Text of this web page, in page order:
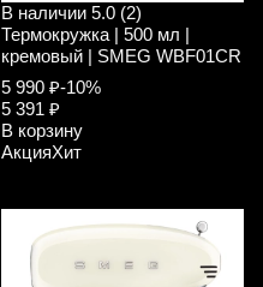
В наличии 5.0 (2)
Термокружка | 500 мл |
кремовый | SMEG WBF01CR
5 990 ₽-10%
5 391 ₽
В корзину
АкцияХит